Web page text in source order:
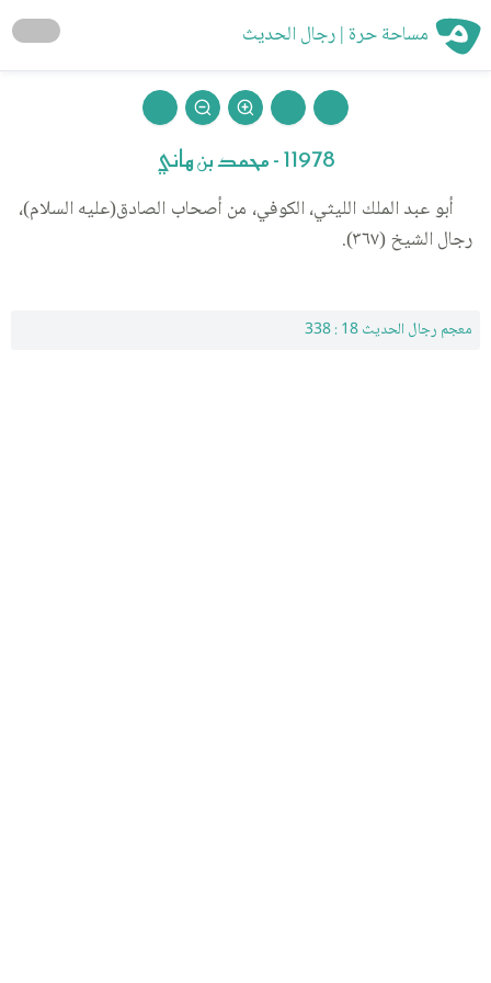
مساحة حرة | رجال الحديث
11978 - محمد بن هاني
أبو عبد الملك الليثي، الكوفي، من أصحاب الصادق(عليه السلام)،
رجال الشيخ (٣٦٧).
معجم رجال الحديث 18 : 338